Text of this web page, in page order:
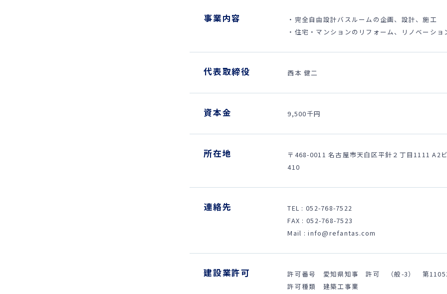
事業内容
・完全自由設計バスルームの企画、設計、施工
・住宅・マンションのリフォーム、リノベーショ
代表取締役 西本 健二
資本金 9,500千円
所在地
〒468-0011 名古屋市天白区平針２丁目1111 A2
410
連絡先
TEL : 052-768-7522
FAX : 052-768-7523
Mail : info@refantas.com
建設業許可
許可番号 愛知県知事 許可 （般-3） 第
許可種類 建築工事業